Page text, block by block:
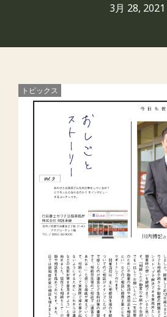
3月 28, 2021
トピックス